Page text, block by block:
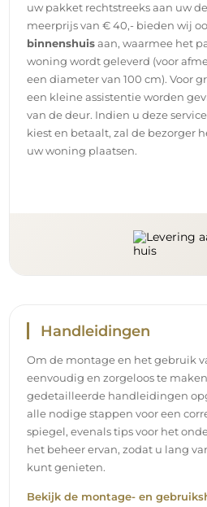
uw pakket rechtstreeks aan uw
meerprijs van € 40,- bieden wij
binnenshuisaan, waarmee het
woning wordt geleverd (voor
een diameter van 100 cm). Voor
een kleine assistentie worden
van de deur. Indien u deze
kiest en betaalt, zal de bezorger
uw woning plaatsen.
Handleidingen
Om de montage en het gebruik
eenvoudig en zorgeloos te
gedetailleerde handleidingen
alle nodige stappen voor een
spiegel, evenals tips voor het
het beheer ervan, zodat u lang
kunt genieten.
Bekijk de montage- en